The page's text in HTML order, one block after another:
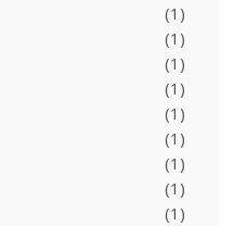
(1)
(1)
(1)
(1)
(1)
(1)
(1)
(1)
(1)